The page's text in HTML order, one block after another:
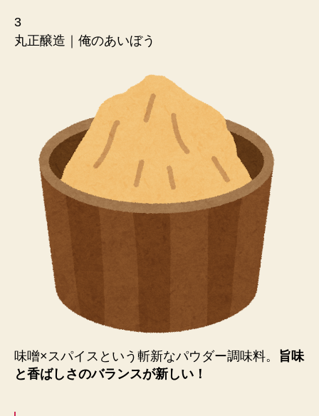
3
丸正醸造｜俺のあいぼう
味噌×スパイスという斬新なパウダー調味料。 旨味
と香ばしさのバランスが新しい！